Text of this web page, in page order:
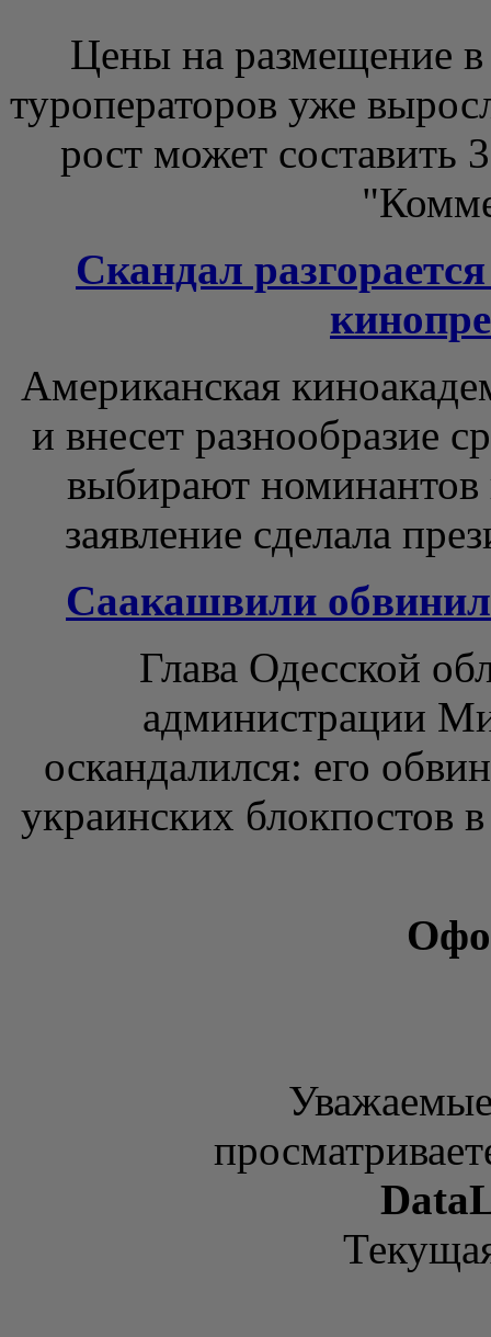
Цены на размещение
туроператоров уже
рост может составить
Скандал
Американская
и внесет разнообразие
выбирают номинантов
заявление сделала
Саакашвили
Глава Одесской
администрации
оскандалился: его
украинских блокпостов